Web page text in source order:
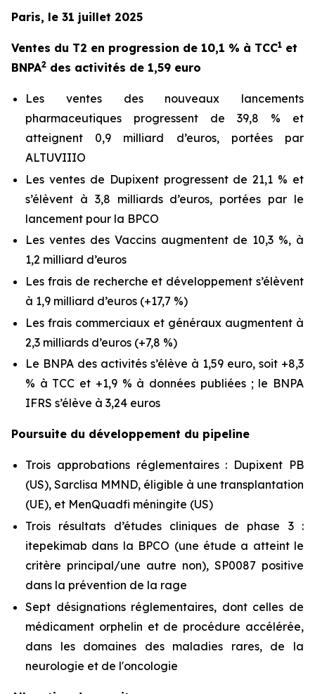
Paris, le 31 juillet 2025
Ventes du T2 en progression de 10,1 % à TCC1 et
BNPA2 des activités de 1,59 euro
Les ventes des nouveaux lancements
pharmaceutiques progressent de 39,8 % et
atteignent 0,9 milliard d’euros, portées par
ALTUVIIIO
Les ventes de Dupixent progressent de 21,1 % et
s’élèvent à 3,8 milliards d’euros, portées par le
lancement pour la BPCO
Les ventes des Vaccins augmentent de 10,3 %, à
1,2 milliard d’euros
Les frais de recherche et développement s’élèvent
à 1,9 milliard d’euros (+17,7 %)
Les frais commerciaux et généraux augmentent à
2,3 milliards d’euros (+7,8 %)
Le BNPA des activités s’élève à 1,59 euro, soit +8,3
% à TCC et +1,9 % à données publiées ; le BNPA
IFRS s’élève à 3,24 euros
Poursuite du développement du pipeline
Trois approbations réglementaires : Dupixent PB
(US), Sarclisa MMND, éligible à une transplantation
(UE), et MenQuadfi méningite (US)
Trois résultats d’études cliniques de phase 3 :
itepekimab dans la BPCO (une étude a atteint le
critère principal/une autre non), SP0087 positive
dans la prévention de la rage
Sept désignations réglementaires, dont celles de
médicament orphelin et de procédure accélérée,
dans les domaines des maladies rares, de la
neurologie et de l'oncologie